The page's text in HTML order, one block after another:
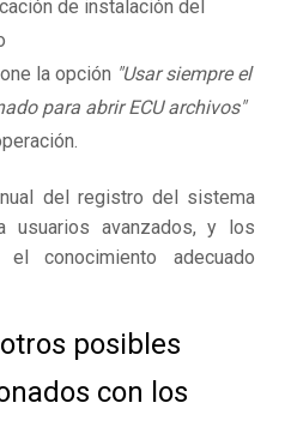
de instalación del
la opción "Usar siempre el
para abrir ECU archivos"
del registro del sistema
usuarios avanzados, y los
conocimiento adecuado
posibles
con los